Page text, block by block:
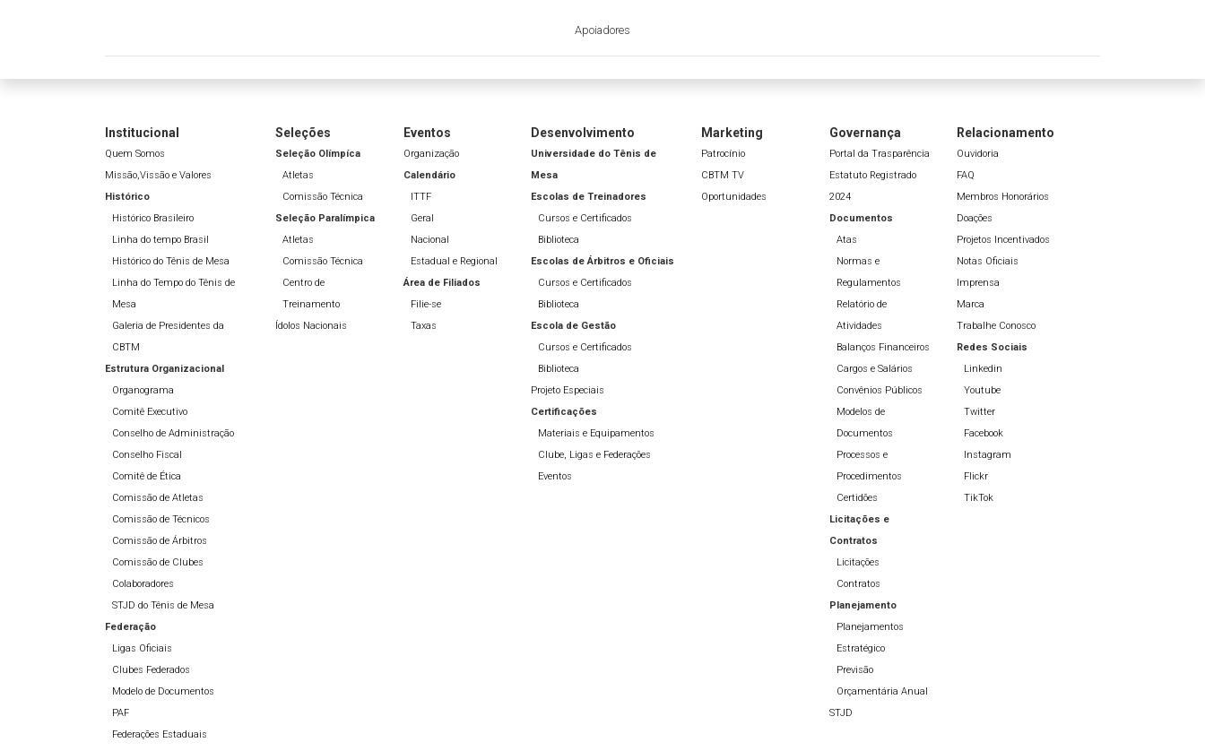
Apoiadores
Institucional
Quem Somos
Missão,Vissão e Valores
Histórico
Histórico Brasileiro
Linha do tempo Brasil
Histórico do Tênis de Mesa
Linha do Tempo do Tênis de
Mesa
Galeria de Presidentes da
CBTM
Estrutura Organizacional
Organograma
Comitê Executivo
Conselho de Administração
Conselho Fiscal
Comitê de Ética
Comissão de Atletas
Comissão de Técnicos
Comissão de Árbitros
Comissão de Clubes
Colaboradores
STJD do Tênis de Mesa
Federação
Ligas Oficiais
Clubes Federados
Modelo de Documentos
PAF
Federações Estaduais
Seleções
Seleção Olímpíca
Atletas
Comissão Técnica
Seleção Paralímpica
Atletas
Comissão Técnica
Centro de
Treinamento
Ídolos Nacionais
Eventos
Organização
Calendário
ITTF
Geral
Nacional
Estadual e Regional
Área de Filiados
Filie-se
Taxas
Desenvolvimento
Universidade do Tênis de
Mesa
Escolas de Treinadores
Cursos e Certificados
Biblioteca
Escolas de Árbitros e Oficiais
Cursos e Certificados
Biblioteca
Escola de Gestão
Cursos e Certificados
Biblioteca
Projeto Especiais
Certificações
Materiais e Equipamentos
Clube, Ligas e Federações
Eventos
Marketing
Patrocínio
CBTM TV
Oportunidades
Governança
Portal da Trasparência
Estatuto Registrado
2024
Documentos
Atas
Normas e
Regulamentos
Relatório de
Atividades
Balanços Financeiros
Cargos e Salários
Convênios Públicos
Modelos de
Documentos
Processos e
Procedimentos
Certidões
Licitações e
Contratos
Licitações
Contratos
Planejamento
Planejamentos
Estratégico
Previsão
Orçamentária Anual
STJD
Relacionamento
Ouvidoria
FAQ
Membros Honorários
Doações
Projetos Incentivados
Notas Oficiais
Imprensa
Marca
Trabalhe Conosco
Redes Sociais
Linkedin
Youtube
Twitter
Facebook
Instagram
Flickr
TikTok